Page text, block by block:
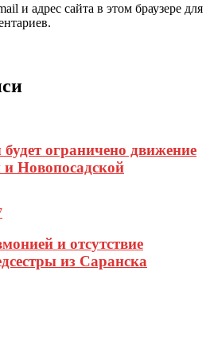
и адрес сайта в этом браузере для
ограничено движение
и Новопосадской
и отсутствие
из Саранска